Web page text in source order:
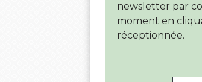
newsletter par
moment en
réceptionnée.